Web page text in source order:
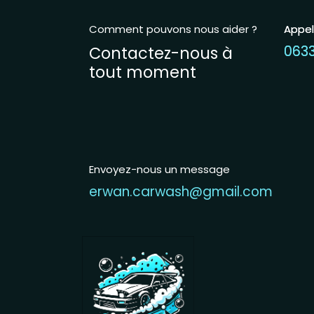
Comment pouvons nous aider ?
Contactez-nous à
tout moment
Envoyez-nous un message
erwan.carwash@gmail.com